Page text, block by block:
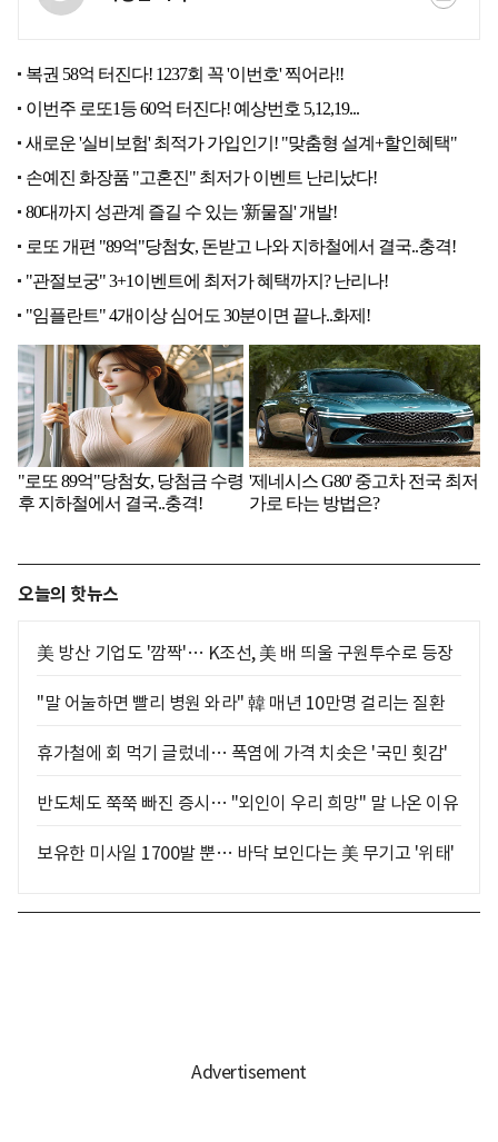
오늘의 핫뉴스
美 방산 기업도 '깜짝'… K조선, 美 배 띄울 구원투수로 등장
"말 어눌하면 빨리 병원 와라" 韓 매년 10만명 걸리는 질환
휴가철에 회 먹기 글렀네… 폭염에 가격 치솟은 '국민 횟감'
반도체도 쭉쭉 빠진 증시… "외인이 우리 희망" 말 나온 이유
보유한 미사일 1700발 뿐… 바닥 보인다는 美 무기고 '위태'